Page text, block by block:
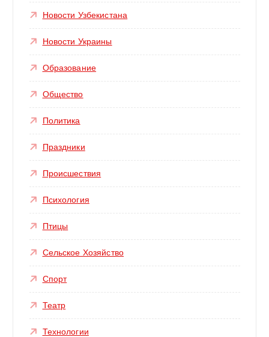
Новости Узбекистана
Новости Украины
Образование
Общество
Политика
Праздники
Происшествия
Психология
Птицы
Сельское Хозяйство
Спорт
Театр
Технологии